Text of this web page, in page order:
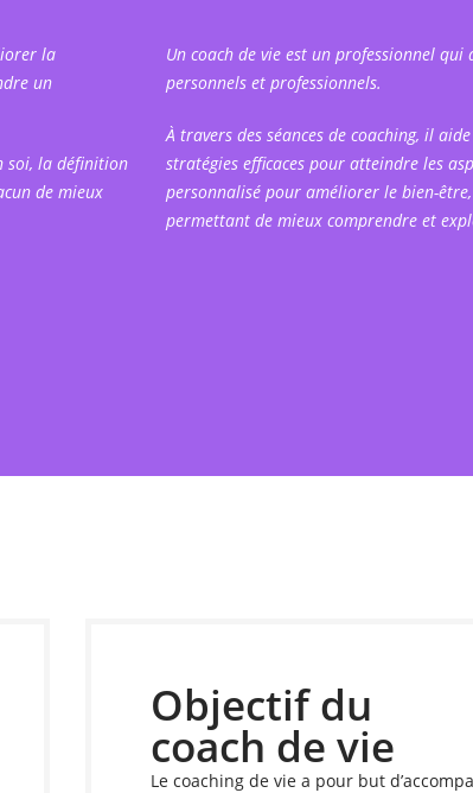
la
un
soi, la définition
de mieux
Un coach de vie est un professionnel
personnels et professionnels.
À travers des séances de coaching, il
stratégies efficaces pour atteindre les
personnalisé pour améliorer le bien-
permettant de mieux comprendre et
Objectif du
coach de vie
Le coaching de vie a pour but